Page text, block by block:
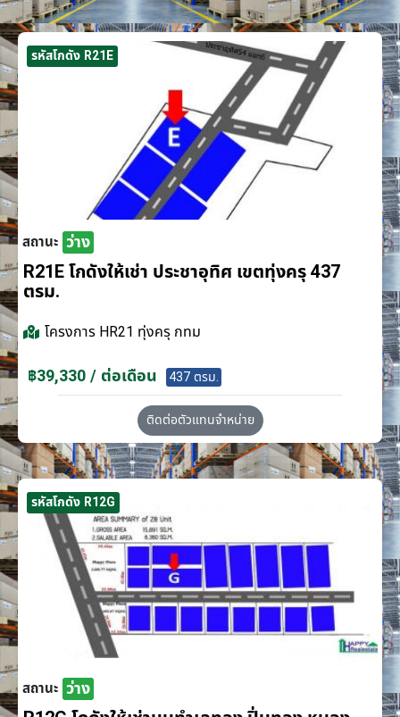
รหัสโกดัง R21E
สถานะ ว่าง
R21E โกดังให้เช่า ประชาอุทิศ เขตทุ่งครุ 437
ตรม.
โครงการ HR21 ทุ่งครุ กทม
฿39,330 / ต่อเดือน 437 ตรม.
ติดต่อตัวแทนจำหน่าย
รหัสโกดัง R12G
สถานะ ว่าง